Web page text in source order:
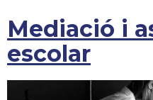
Mediació i
escolar